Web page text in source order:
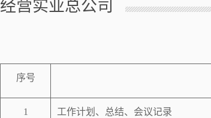
经营实业总公司
序号
1 工作计划、总结、会议记录